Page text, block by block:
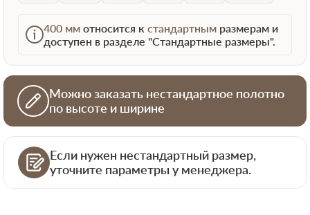
400 мм относится к стандартным размерам и
доступен в разделе "Стандартные размеры".
Можно заказать нестандартное полотно
по высоте и ширине
Если нужен нестандартный размер,
уточните параметры у менеджера.